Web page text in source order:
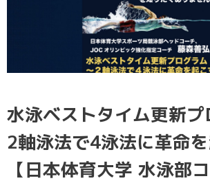
水泳ベストタイム更新
2軸泳法で4泳法に革命
【日本体育大学 水泳部